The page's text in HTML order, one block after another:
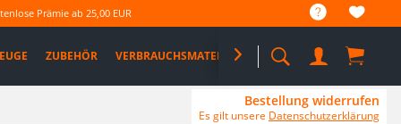
Prämie ab 25,00 EUR
ZUBEHÖR VERBRAUCHSMATERIAL %SALE% PRO DEALS

Bestellung widerrufen
Es gilt unsere Datenschutzerklärung